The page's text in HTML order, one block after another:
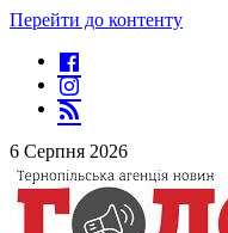
Перейти до контенту
6 Серпня 2026